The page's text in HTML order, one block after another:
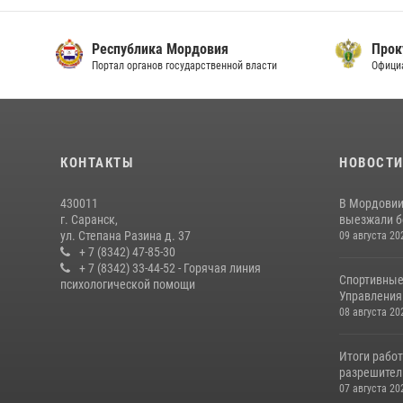
Республика Мордовия
Портал органов государственной власти
КОНТАКТЫ
430011
г. Саранск,
ул. Степана Разина д. 37
+ 7 (8342) 47-85-30
+ 7 (8342) 33-44-52 - Горячая линия
психологической помощи
НОВОСТИ
В
выезжали
09 августа
08 августа
Итоги
07 августа